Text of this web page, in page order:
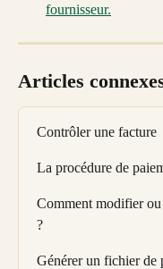
fournisseur.
Articles
Contrôler une facture
La procédure de
Comment modifier
?
Générer un fichier